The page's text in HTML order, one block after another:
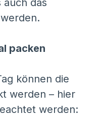
das
packen
können die
werden – hier
werden: